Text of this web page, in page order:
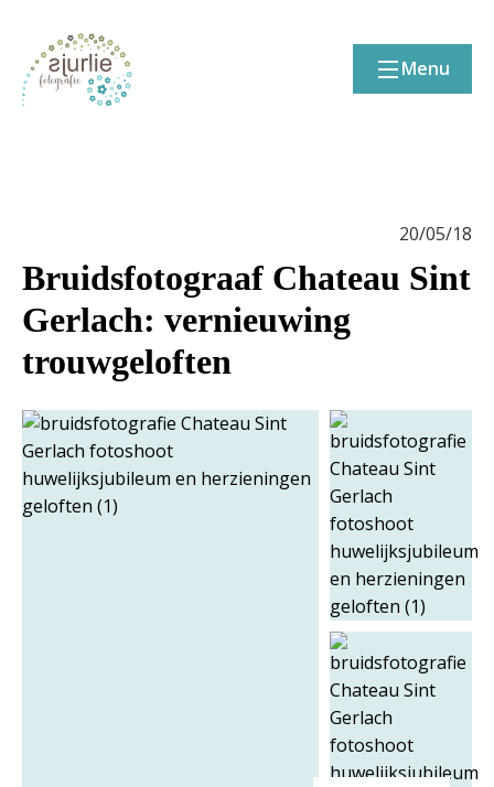
Menu
20/05/18
Bruidsfotograaf Chateau Sint
Gerlach: vernieuwing
trouwgeloften